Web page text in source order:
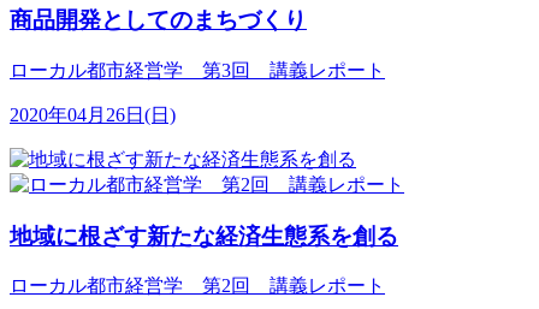
商品開発としてのまちづくり
ローカル都市経営学 第3回 講義レポート
2020年04月26日(日)
地域に根ざす新たな経済生態系を創る
ローカル都市経営学 第2回 講義レポート